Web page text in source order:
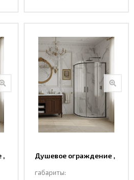
,
Душевое ограждение ,
90 GREY
габариты: